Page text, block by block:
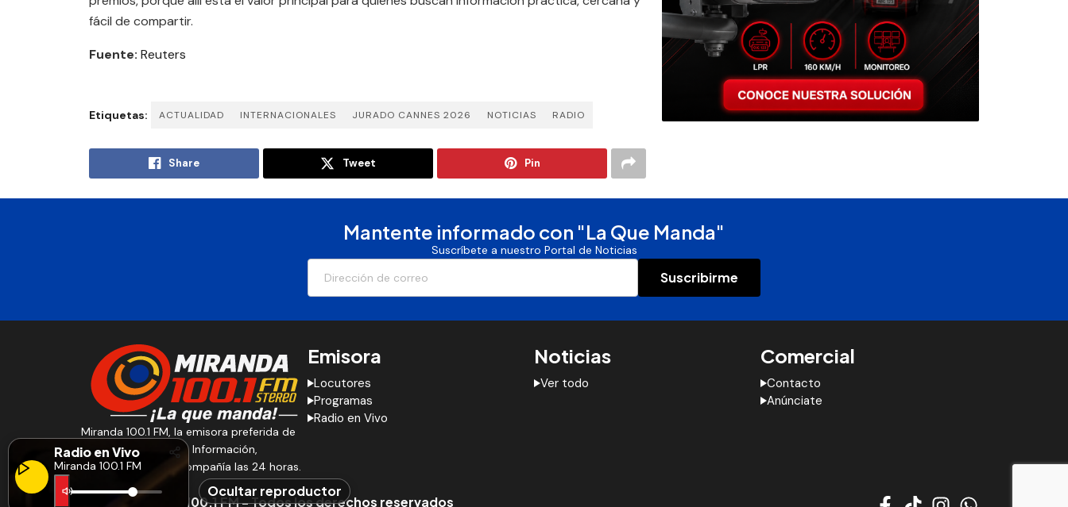
fácil de compartir.
Fuente: Reuters
Etiquetas: ACTUALIDAD INTERNACIONALES JURADO CANNES 2026 NOTICIAS RADIO
Share Tweet Pin
Mantente informado con "La Que Manda"
Suscríbete a nuestro Portal de Noticias
Suscribirme
Miranda 100.1 FM, la emisora preferida de
los Altos Mirandinos. Información,
entretenimiento y compañía las 24 horas.
Emisora
Locutores
Programas
Radio en Vivo
Noticias
Ver todo
Comercial
Contacto
Anúnciate
© 2026 Miranda 100.1 FM - Todos los derechos reservados
Radio en Vivo
Miranda 100.1 FM
Ocultar reproductor